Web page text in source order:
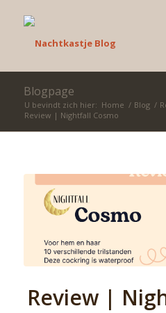
Blogpage
U bevindt zich hier: Home / Blog /
Review | Nightfall Cosmo
Review |